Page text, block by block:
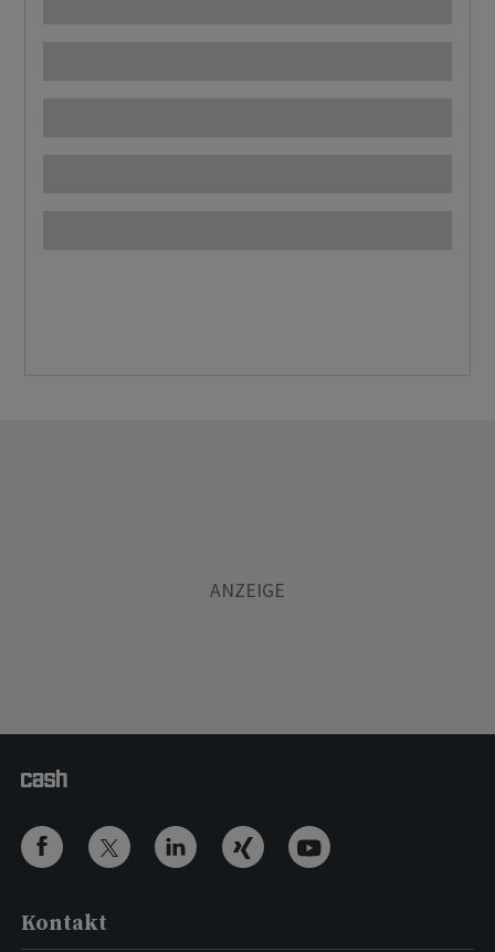
Kontakt